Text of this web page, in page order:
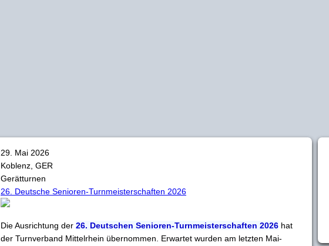
29. Mai 2026
Koblenz, GER
Gerätturnen
26. Deutsche Senioren-Turnmeisterschaften 2026
Die Ausrichtung der 26. Deutschen Senioren-Turnmeisterschaften 2026 hat
der Turnverband Mittelrhein übernommen. Erwartet wurden am letzten Mai-